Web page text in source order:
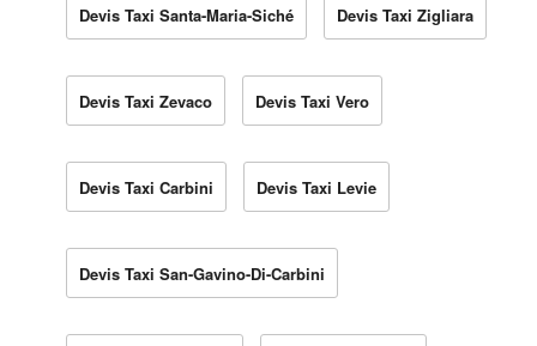
Devis Taxi Santa-Maria-Siché Devis Taxi Zigliara
Devis Taxi Zevaco Devis Taxi Vero
Devis Taxi Carbini Devis Taxi Levie
Devis Taxi San-Gavino-Di-Carbini